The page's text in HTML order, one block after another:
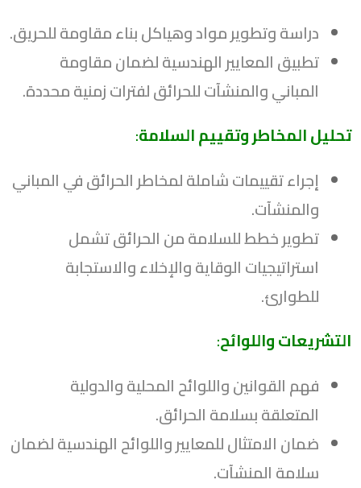
دراسة وتطوير مواد وهياكل بناء مقاومة للحريق.
تطبيق المعايير الهندسية لضمان مقاومة
المباني والمنشآت للحرائق لفترات زمنية محددة.
تحليل المخاطر وتقييم السلامة:
إجراء تقييمات شاملة لمخاطر الحرائق في المباني
والمنشآت.
تطوير خطط للسلامة من الحرائق تشمل
استراتيجيات الوقاية والإخلاء والاستجابة
للطوارئ.
التشريعات واللوائح:
فهم القوانين واللوائح المحلية والدولية
المتعلقة بسلامة الحرائق.
ضمان الامتثال للمعايير واللوائح الهندسية لضمان
سلامة المنشآت.